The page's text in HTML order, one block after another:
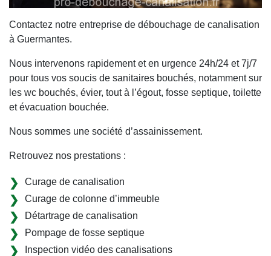
Contactez notre entreprise de débouchage de canalisation
à Guermantes.
Nous intervenons rapidement et en urgence 24h/24 et 7j/7
pour tous vos soucis de sanitaires bouchés, notamment sur
les wc bouchés, évier, tout à l’égout, fosse septique, toilette
et évacuation bouchée.
Nous sommes une société d’assainissement.
Retrouvez nos prestations :
Curage de canalisation
Curage de colonne d’immeuble
Détartrage de canalisation
Pompage de fosse septique
Inspection vidéo des canalisations